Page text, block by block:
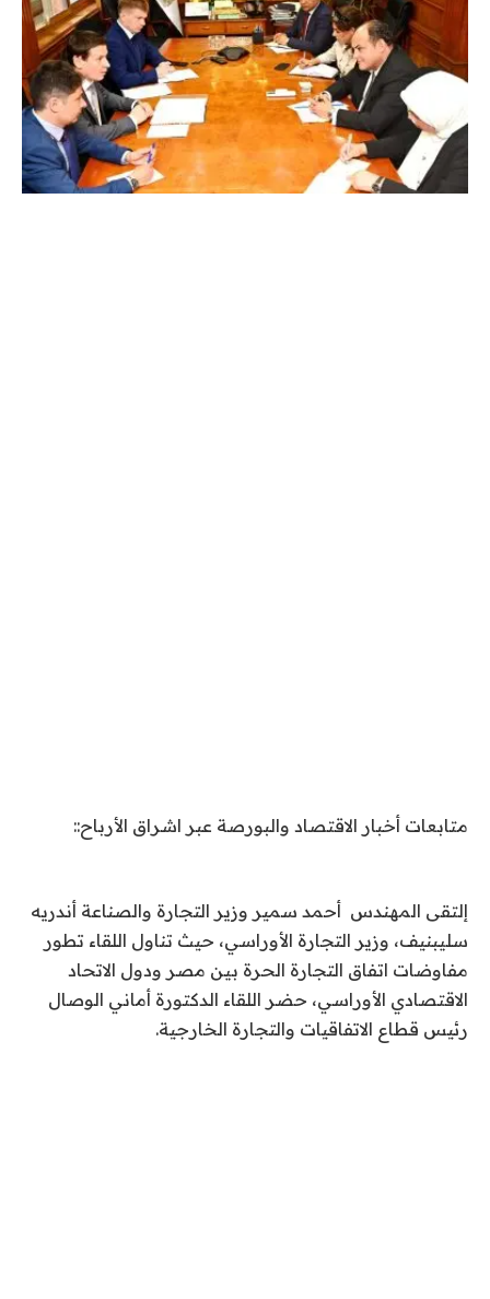
متابعات أخبار الاقتصاد والبورصة عبر اشراق الأرباح::
إلتقى المهندس أحمد سمير وزير التجارة والصناعة أندريه
سليبنيف، وزير التجارة الأوراسي، حيث تناول اللقاء تطور
مفاوضات اتفاق التجارة الحرة بين مصر ودول الاتحاد
الاقتصادي الأوراسي، حضر اللقاء الدكتورة أماني الوصال
رئيس قطاع الاتفاقيات والتجارة الخارجية.